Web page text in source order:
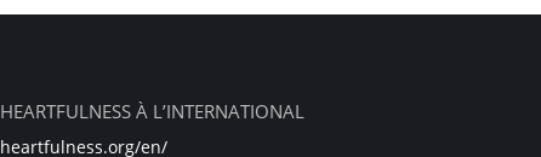
HEARTFULNESS À L’INTERNATIONAL
heartfulness.org/en/